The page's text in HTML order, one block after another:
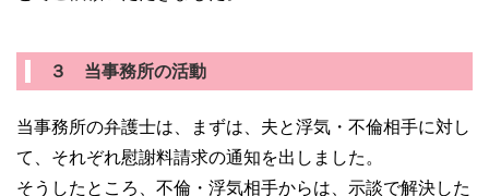
３ 当事務所の活動
当事務所の弁護士は、まずは、夫と浮気・不倫相手に対し
て、それぞれ慰謝料請求の通知を出しました。
そうしたところ、不倫・浮気相手からは、示談で解決した